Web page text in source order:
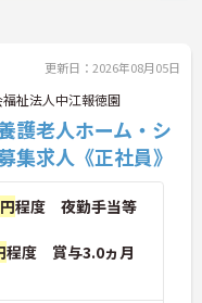
更新日：2026年08月05日
福祉法人中江報徳園
護老人ホーム・シ
集求人《正社員》
程度 夜勤手当等
程度 賞与3.0ヵ月